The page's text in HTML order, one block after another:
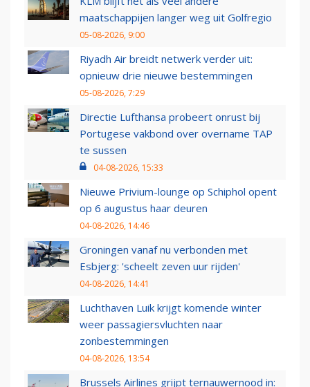
maatschappijen langer weg uit Golfregio
05-08-2026, 9:00
Riyadh Air breidt netwerk verder uit:
opnieuw drie nieuwe bestemmingen
05-08-2026, 7:29
Directie Lufthansa probeert onrust bij
Portugese vakbond over overname TAP
te sussen
04-08-2026, 15:33
Nieuwe Privium-lounge op Schiphol opent
op 6 augustus haar deuren
04-08-2026, 14:46
Groningen vanaf nu verbonden met
Esbjerg: 'scheelt zeven uur rijden'
04-08-2026, 14:41
Luchthaven Luik krijgt komende winter
weer passagiersvluchten naar
zonbestemmingen
04-08-2026, 13:54
Brussels Airlines grijpt ternauwernood in: